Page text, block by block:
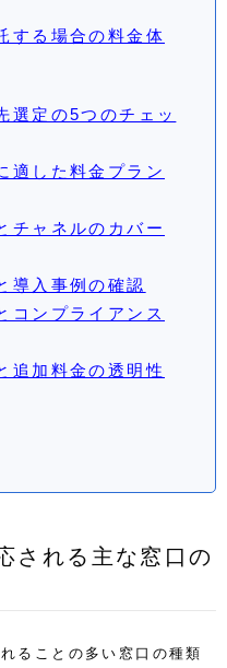
する場合の料金体
選定の5つのチェッ
適した料金プラン
チャネルのカバー
導入事例の確認
コンプライアンス
追加料金の透明性
される主な窓口の
ることの多い窓口の種類